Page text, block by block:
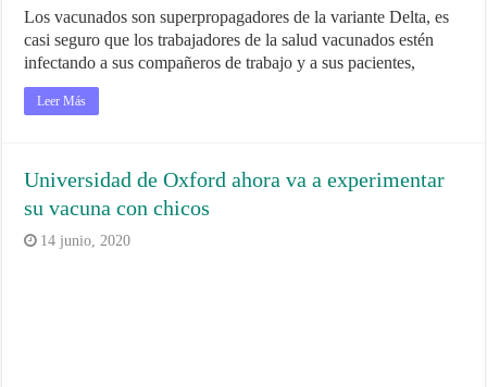
Los vacunados son superpropagadores de la variante Delta, es
casi seguro que los trabajadores de la salud vacunados estén
infectando a sus compañeros de trabajo y a sus pacientes,
Leer Más
Universidad de Oxford ahora va a experimentar
su vacuna con chicos
14 junio, 2020